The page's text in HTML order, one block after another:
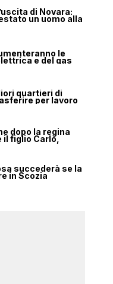
di Novara:
un uomo alla
le
e del gas
quartieri di
per lavoro
dopo la regina
il figlio Carlo,
succederà se la
in Scozia